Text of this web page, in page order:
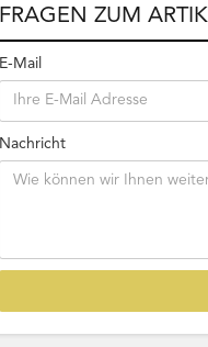
FRAGEN ZUM
E-Mail
Nachricht